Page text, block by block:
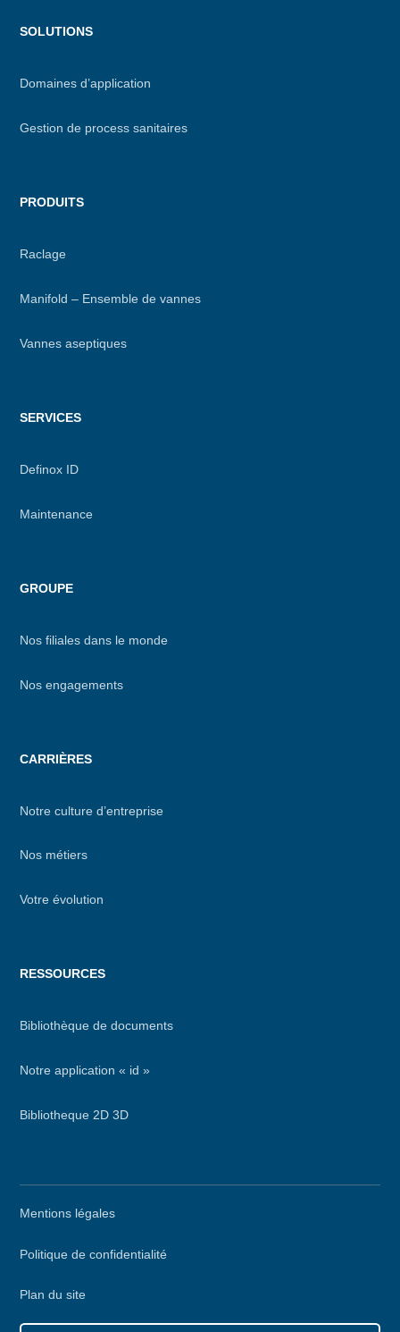
Menu
SOLUTIONS
Domaines d’application
Gestion de process sanitaires
PRODUITS
Raclage
Manifold – Ensemble de vannes
Vannes aseptiques
SERVICES
Definox ID
Maintenance
GROUPE
Nos filiales dans le monde
Nos engagements
CARRIÈRES
Notre culture d’entreprise
Nos métiers
Votre évolution
RESSOURCES
Bibliothèque de documents
Notre application « id »
Bibliotheque 2D 3D
Mentions légales
Politique de confidentialité
Plan du site